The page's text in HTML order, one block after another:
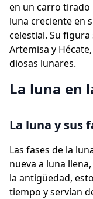
en un carro tirado
luna creciente en
celestial. Su figura
Artemisa y
diosas lunares.
La luna en
La luna y sus
Las fases de la
nueva a luna
la antigüedad,
tiempo y servían